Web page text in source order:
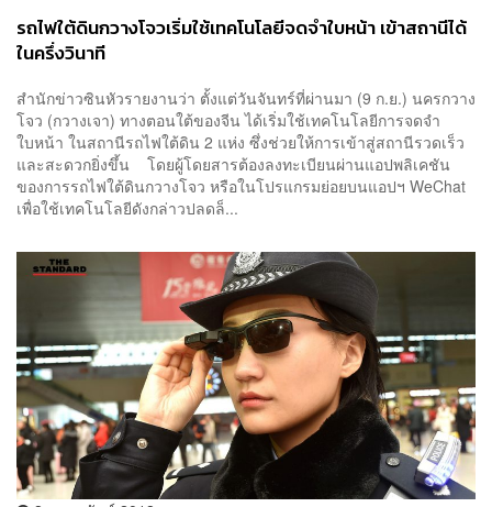
รถไฟใต้ดินกวางโจวเริ่มใช้เทคโนโลยีจดจำใบหน้า เข้าสถานีได้
ในครึ่งวินาที
สำนักข่าวซินหัวรายงานว่า ตั้งแต่วันจันทร์ที่ผ่านมา (9 ก.ย.) นครกวาง
โจว (กวางเจา) ทางตอนใต้ของจีน ได้เริ่มใช้เทคโนโลยีการจดจำ
ใบหน้า ในสถานีรถไฟใต้ดิน 2 แห่ง ซึ่งช่วยให้การเข้าสู่สถานีรวดเร็ว
และสะดวกยิ่งขึ้น โดยผู้โดยสารต้องลงทะเบียนผ่านแอปพลิเคชัน
ของการรถไฟใต้ดินกวางโจว หรือในโปรแกรมย่อยบนแอปฯ WeChat
เพื่อใช้เทคโนโลยีดังกล่าวปลดล็...